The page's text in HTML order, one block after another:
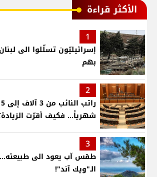
الأكثر قراءة
1
إسرائيليّون تسلّلوا الى
بهم
2
شهرياً... فكيف أقرّت
3
طقس آب يعود الى طبيعته...
الـ"ويك آند"!